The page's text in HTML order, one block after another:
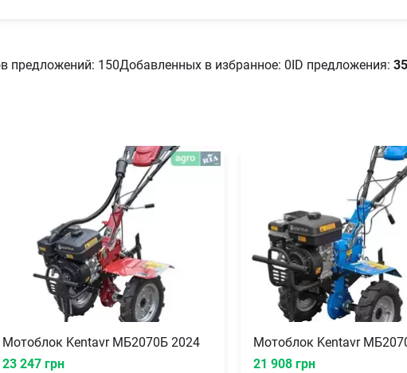
предложений: 150Добавленных в избранное: 0ID предложения:
Мотоблок Kentavr МБ2070Б 2024
23 247 грн
Мотоблок Kentavr
21 908 грн